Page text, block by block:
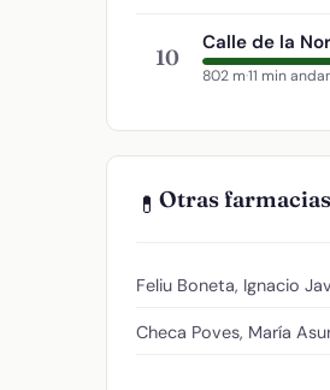
10
Calle de la
802 m·11 min
💊 Otras
Feliu Boneta, Ignacio
Checa Poves, María